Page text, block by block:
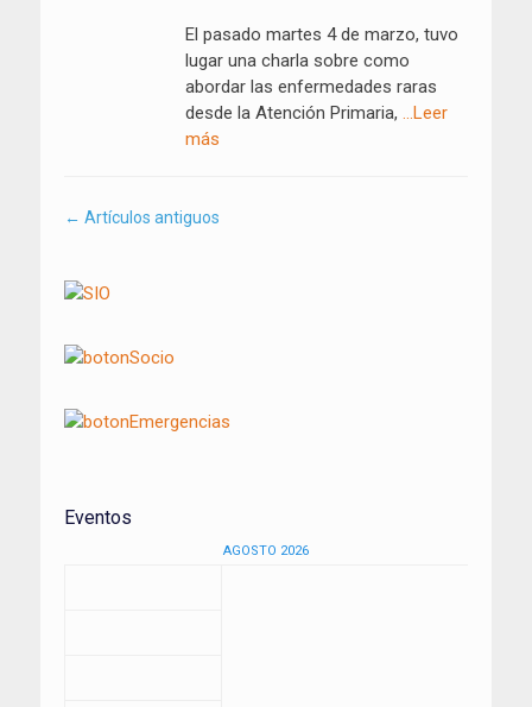
El pasado martes 4 de marzo, tuvo
lugar una charla sobre como
abordar las enfermedades raras
desde la Atención Primaria, …Leer
más
Navegación
artículos
← Artículos antiguos
Eventos
AGOSTO 2026